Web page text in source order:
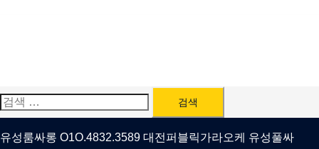
검
색:
유성룸싸롱 O1O.4832.3589 대전퍼블릭가라오케 유성풀싸